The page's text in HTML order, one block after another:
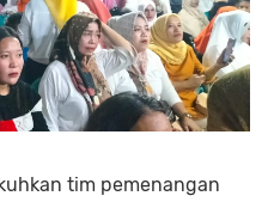
tim pemenangan